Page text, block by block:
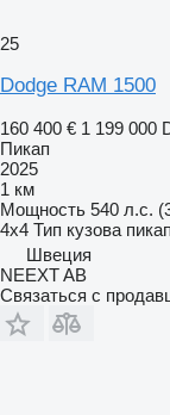
25
Dodge RAM 1500
160 400 € 1 199 000
Пикап
2025
1 км
Мощность 540 л.с.
4x4 Тип кузова пикап
Швеция
NEEXT AB
Связаться с